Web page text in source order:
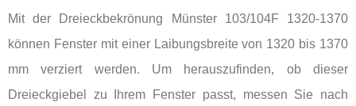
Mit der Dreieckbekrönung Münster 103/104F 1320-1370
können Fenster mit einer Laibungsbreite von 1320 bis 1370
mm verziert werden. Um herauszufinden, ob dieser
Dreieckgiebel zu Ihrem Fenster passt, messen Sie nach